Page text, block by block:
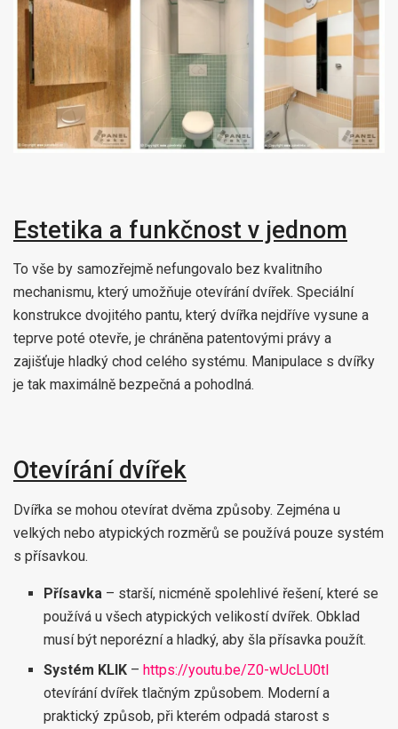
Estetika a funkčnost v jednom
To vše by samozřejmě nefungovalo bez kvalitního
mechanismu, který umožňuje otevírání dvířek. Speciální
konstrukce dvojitého pantu, který dvířka nejdříve vysune a
teprve poté otevře, je chráněna patentovými právy a
zajišťuje hladký chod celého systému. Manipulace s dvířky
je tak maximálně bezpečná a pohodlná.
Otevírání dvířek
Dvířka se mohou otevírat dvěma způsoby. Zejména u
velkých nebo atypických rozměrů se používá pouze systém
s přísavkou.
Přísavka – starší, nicméně spolehlivé řešení, které se
používá u všech atypických velikostí dvířek. Obklad
musí být neporézní a hladký, aby šla přísavka použít.
Systém KLIK –https://youtu.be/Z0-wUcLU0tI
otevírání dvířek tlačným způsobem. Moderní a
praktický způsob, při kterém odpadá starost s